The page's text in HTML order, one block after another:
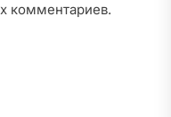
комментариев.